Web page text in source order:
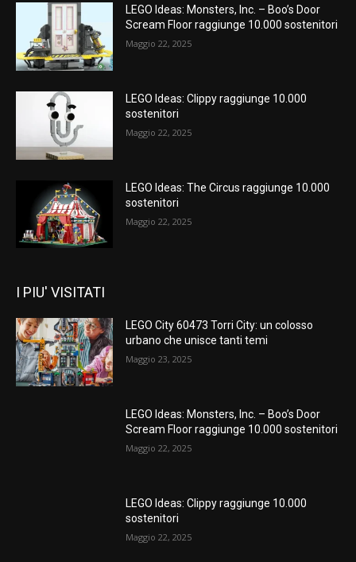
LEGO Ideas: Monsters, Inc. – Boo’s Door
Scream Floor raggiunge 10.000 sostenitori
Maggio 22, 2025
LEGO Ideas: Clippy raggiunge 10.000
sostenitori
Maggio 22, 2025
LEGO Ideas: The Circus raggiunge 10.000
sostenitori
Maggio 22, 2025
I PIU' VISITATI
LEGO City 60473 Torri City: un colosso
urbano che unisce tanti temi
Maggio 23, 2025
LEGO Ideas: Monsters, Inc. – Boo’s Door
Scream Floor raggiunge 10.000 sostenitori
Maggio 22, 2025
LEGO Ideas: Clippy raggiunge 10.000
sostenitori
Maggio 22, 2025